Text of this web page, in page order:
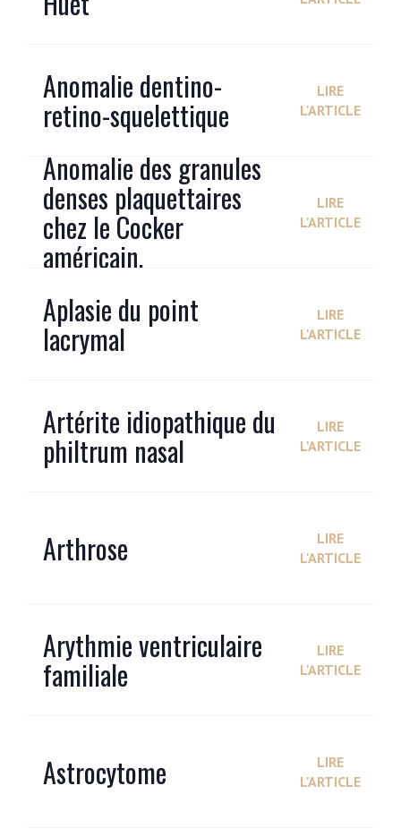
Anomalie dentino-
retino-squelettique
LIRE
L'ARTICLE
Anomalie des granules
denses plaquettaires
chez le Cocker
américain.
LIRE
L'ARTICLE
Aplasie du point
lacrymal
LIRE
L'ARTICLE
Artérite idiopathique du
philtrum nasal
LIRE
L'ARTICLE
Arthrose
LIRE
L'ARTICLE
Arythmie ventriculaire
familiale
LIRE
L'ARTICLE
Astrocytome
LIRE
L'ARTICLE